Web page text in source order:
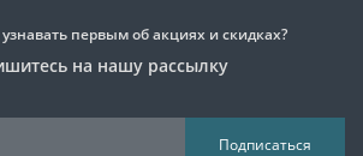
узнавать первым об акциях и скидках?
на нашу рассылку
Подписаться